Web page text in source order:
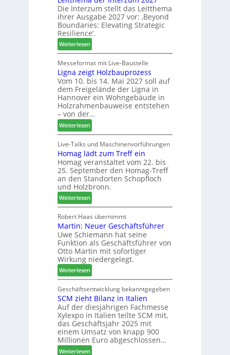
i
m
e
n
t
g
e
n
f
ü
r
P
l
a
n
t
a
g
l
l
o
-
F
r
ä
s
e
r
u
n
d
-
e
r
b
i
n
d
e
Die Interzum stellt das Leitthema
ihrer Ausgabe 2027 vor: ‚Beyond
Boundaries: Elevating Strategic
Resilience‘.
Weiterlesen:
L
e
i
t
t
h
e
m
a
d
e
r
I
n
t
e
r
z
u
m
2
0
2
7
Messeformat mit Live-Baustelle
Ligna zeigt Holzbauprozess
Vom 10. bis 14. Mai 2027 soll auf
dem Freigelände der Ligna in
Hannover ein Wohngebäude in
Holzrahmenbauweise entstehen
– von der…
Weiterlesen:
L
i
g
n
a
z
e
i
g
t
H
o
l
z
b
a
u
p
r
o
z
e
s
s
Live-Talks und Maschinenvorführungen
Homag lädt zum Treff ein
Homag veranstaltet vom 22. bis
25. September den Homag-Treff
an den Standorten Schopfloch
und Holzbronn.
Weiterlesen:
H
o
m
a
g
l
ä
d
t
z
u
m
T
r
e
f
Robert Haas übernimmt
Martin: Neuer Geschäftsführer
Uwe Schiemann hat seine
Funktion als Geschäftsführer von
Otto Martin mit sofortiger
Wirkung niedergelegt.
Weiterlesen:
M
a
r
t
i
n
:
N
e
Geschäftsentwicklung bekanntgegeben
SCM zieht Bilanz in Italien
Auf der diesjährigen Fachmesse
Xylexpo in Italien teilte SCM mit,
das Geschäftsjahr 2025 mit
einem Umsatz von knapp 900
Millionen Euro abgeschlossen…
Weiterlesen: